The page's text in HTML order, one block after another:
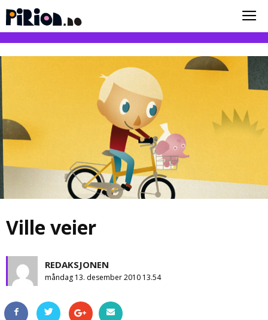
Ville veier
REDAKSJONEN
måndag 13. desember 2010 13.54